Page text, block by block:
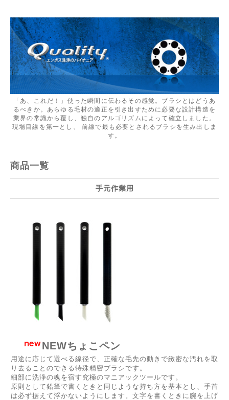
「あ、これだ！」使った瞬間に伝わるその感覚。ブラシとはどうあ
るべきか。あらゆる毛材の適正を引き出すために必要な設計構造を
業界の常識から覆し、独自のアルゴリズムによって確立しました。
現場目線を第一とし、 前線で最も必要とされるブラシを生み出しま
す。
商品一覧
手元作業用
NEWちょこペン
用途に応じて選べる線径で、正確な毛先の動きで緻密な汚れを取
り去ることのできる特殊精密ブラシです。
細部に洗浄の魂を宿す究極のマニアックツールです。
原則として鉛筆で書くときと同じような持ち方を基本とし、手首
は必ず据えて浮かないようにします。文字を書くときに腕を上げ